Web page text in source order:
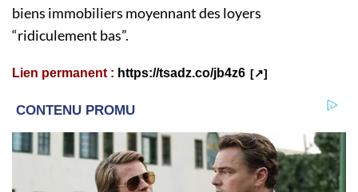
biens immobiliers moyennant des loyers
“ridiculement bas”.
Lien permanent : https://tsadz.co/jb4z6